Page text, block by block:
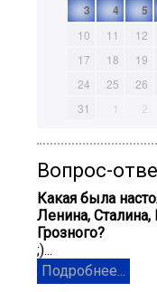
3
4 5
10
11 12
17
18 19
24
25 26
31
1 2
Вопрос-
Какая была
Ленина, Сталина,
Грозного?
;)...
Подробнее...